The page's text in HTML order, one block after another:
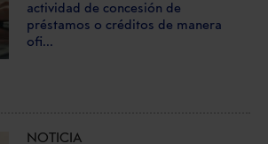
actividad de concesión de
préstamos o créditos de manera
ofi...
NOTICIA